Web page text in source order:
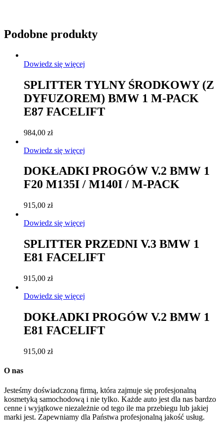
Podobne produkty
Dowiedz się więcej
SPLITTER TYLNY ŚRODKOWY (Z
DYFUZOREM) BMW 1 M-PACK
E87 FACELIFT
984,00 zł
Dowiedz się więcej
DOKŁADKI PROGÓW V.2 BMW 1
F20 M135I / M140I / M-PACK
915,00 zł
Dowiedz się więcej
SPLITTER PRZEDNI V.3 BMW 1
E81 FACELIFT
915,00 zł
Dowiedz się więcej
DOKŁADKI PROGÓW V.2 BMW 1
E81 FACELIFT
915,00 zł
O nas
Jesteśmy doświadczoną firmą, która zajmuje się profesjonalną
kosmetyką samochodową i nie tylko. Każde auto jest dla nas bardzo
cenne i wyjątkowe niezależnie od tego ile ma przebiegu lub jakiej
marki jest. Zapewniamy dla Państwa profesjonalną jakość usług.